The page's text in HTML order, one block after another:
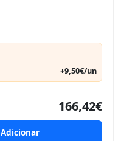
+9,50€/un
166,42€
Adicionar